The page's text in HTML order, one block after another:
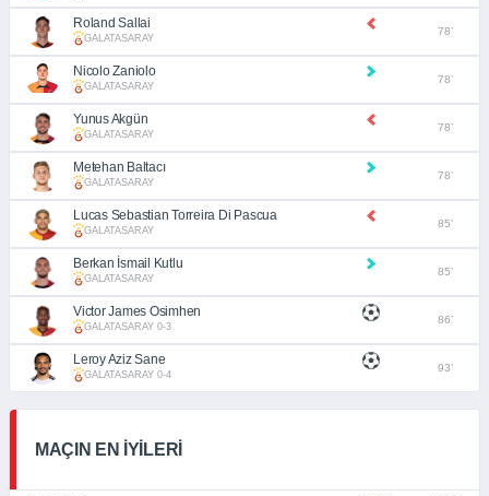
Roland Sallai
GALATASARAY
78’
Nicolo Zaniolo
GALATASARAY
78’
Yunus Akgün
GALATASARAY
78’
Metehan Baltacı
GALATASARAY
78’
Lucas Sebastian Torreira Di Pascua
GALATASARAY
85’
Berkan İsmail Kutlu
GALATASARAY
85’
Victor James Osimhen
GALATASARAY 0-3
86’
Leroy Aziz Sane
GALATASARAY 0-4
93’
MAÇIN EN İYİLERİ